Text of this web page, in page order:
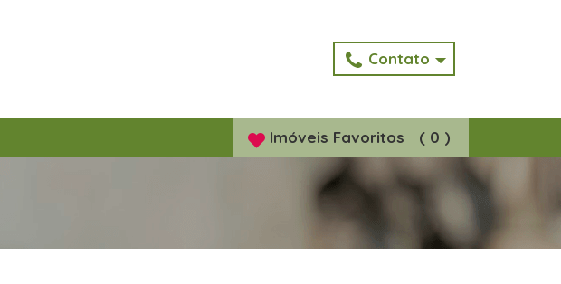
Contato
Imóveis Favoritos ( 0 )